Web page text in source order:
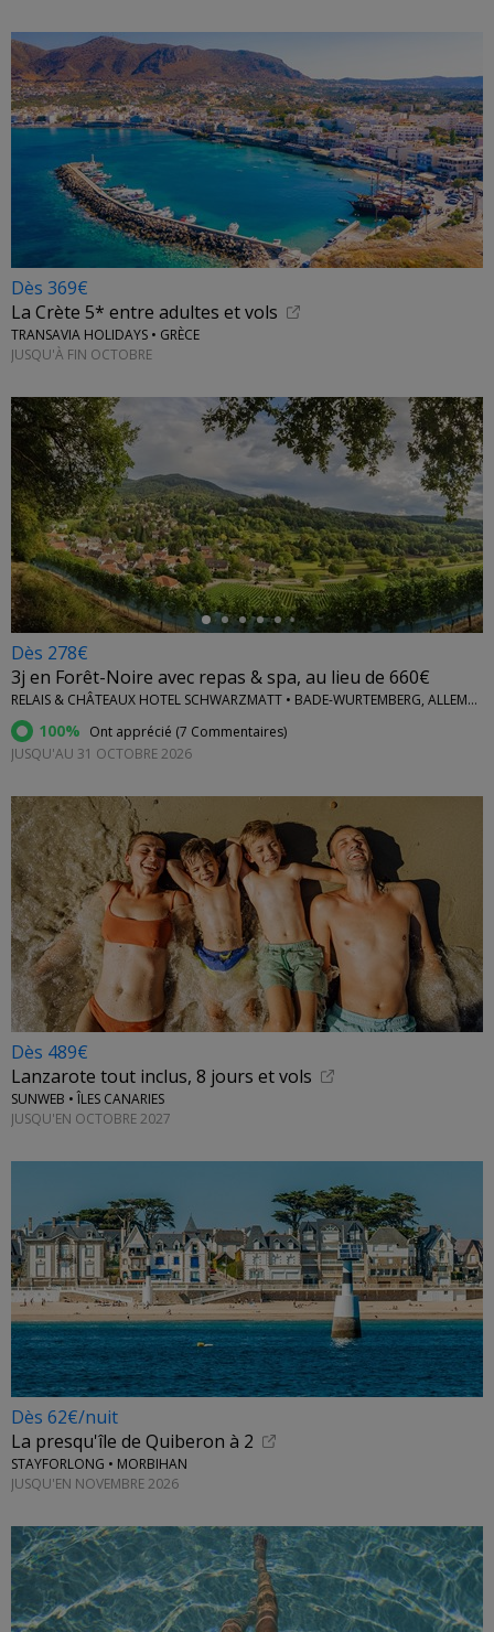
Dès 369€
La Crète 5* entre adultes et vols
TRANSAVIA HOLIDAYS • GRÈCE
JUSQU'À FIN OCTOBRE
←
Dès 278€
3j en Forêt-Noire avec repas & spa, au lieu de 660€
RELAIS & CHÂTEAUX HOTEL SCHWARZMATT • BADE-WURTEMBERG, ALLEMAGNE
100% Ont apprécié (7 Commentaires)
JUSQU'AU 31 OCTOBRE 2026
Dès 489€
Lanzarote tout inclus, 8 jours et vols
SUNWEB • ÎLES CANARIES
JUSQU'EN OCTOBRE 2027
Dès 62€/nuit
La presqu'île de Quiberon à 2
STAYFORLONG • MORBIHAN
JUSQU'EN NOVEMBRE 2026